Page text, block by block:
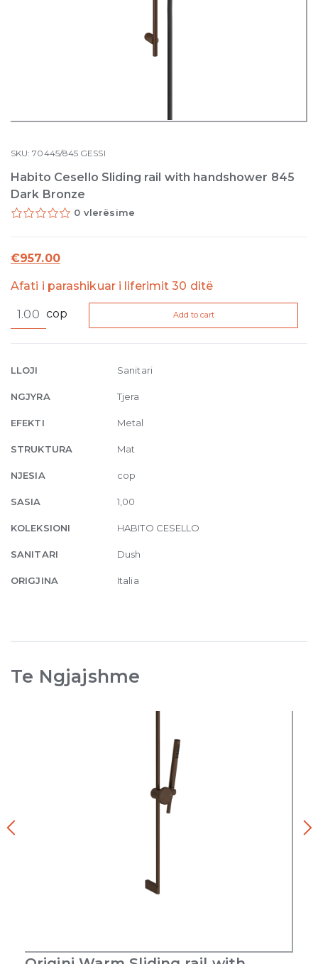
SKU:70445/845 GESSI
Habito Cesello Sliding rail with handshower 845
Dark Bronze
0 vlerësime
€957.00
Afati i parashikuar i liferimit 30 ditë
Cesello
with
845
Dark
quantity
cop Add to cart
LLOJI Sanitari
NGJYRA Tjera
EFEKTI Metal
STRUKTURA Mat
NJESIA cop
SASIA 1,00
KOLEKSIONI HABITO CESELLO
SANITARI Dush
ORIGJINA Italia
Te Ngjajshme